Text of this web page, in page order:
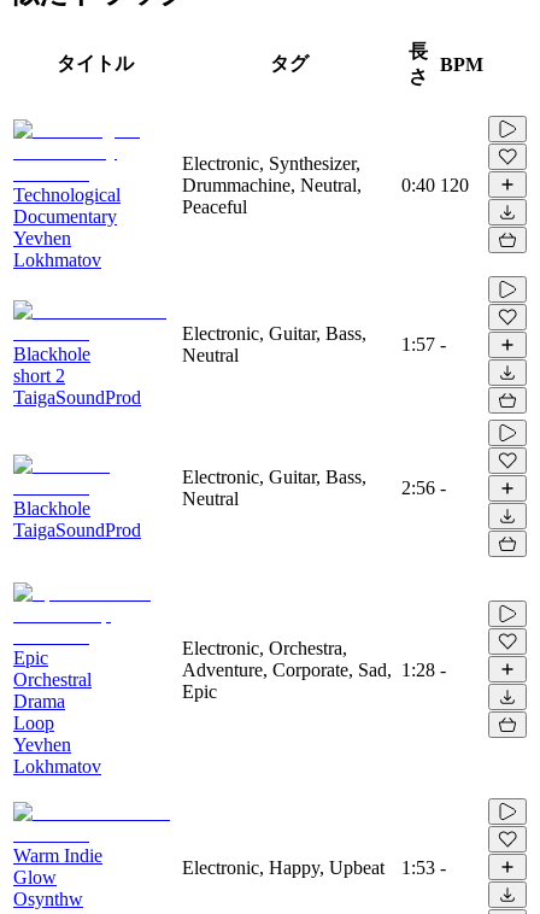
タイトル タグ
長
さ
BPM
Technological
Documentary
Yevhen
Lokhmatov
Electronic, Synthesizer,
Drummachine, Neutral,
Peaceful
0:40 120
Blackhole
short 2
TaigaSoundProd
Electronic, Guitar, Bass,
Neutral
1:57 -
Blackhole
TaigaSoundProd
Electronic, Guitar, Bass,
Neutral
2:56 -
Epic
Orchestral
Drama
Loop
Yevhen
Lokhmatov
Electronic, Orchestra,
Adventure, Corporate, Sad,
Epic
1:28 -
Warm Indie
Glow
Osynthw
Electronic, Happy, Upbeat 1:53 -